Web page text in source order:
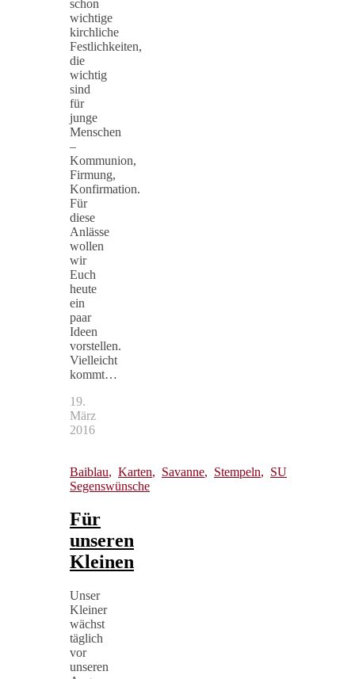
schon
wichtige
kirchliche
Festlichkeiten,
die
wichtig
sind
für
junge
Menschen
–
Kommunion,
Firmung,
Konfirmation.
Für
diese
Anlässe
wollen
wir
Euch
heute
ein
paar
Ideen
vorstellen.
Vielleicht
kommt…
19.
März
2016
Baiblau, Karten, Savanne, Stempeln, SU
Segenswünsche
Für
unseren
Kleinen
Unser
Kleiner
wächst
täglich
vor
unseren